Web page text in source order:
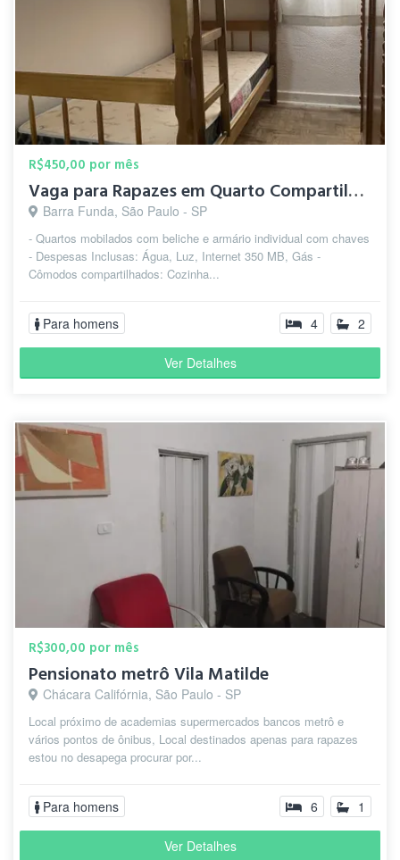
R$450,00 por mês
Vaga para Rapazes em Quarto Compartilhado
Barra Funda, São Paulo - SP
- Quartos mobilados com beliche e armário individual com chaves
- Despesas Inclusas: Água, Luz, Internet 350 MB, Gás -
Cômodos compartilhados: Cozinha...
Para homens 4 2
Ver Detalhes
R$300,00 por mês
Pensionato metrô Vila Matilde
Chácara Califórnia, São Paulo - SP
Local próximo de academias supermercados bancos metrô e
vários pontos de ônibus, Local destinados apenas para rapazes
estou no desapega procurar por...
Para homens 6 1
Ver Detalhes